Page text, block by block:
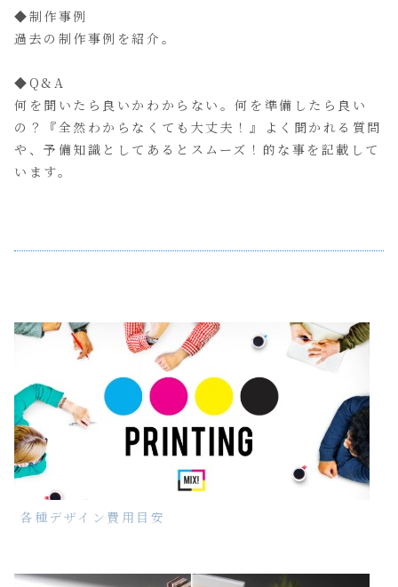
◆制作事例
過去の制作事例を紹介。
◆Q&A
何を聞いたら良いかわからない。何を準備したら良い
の？『全然わからなくても大丈夫！』よく聞かれる質問
や、予備知識としてあるとスムーズ！的な事を記載して
います。
各種デザイン費用目安